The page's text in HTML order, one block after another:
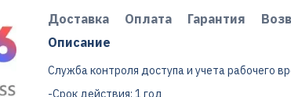
Доставка Оплата Гарантия
Описание
Служба контроля доступа и учета рабочего
-Срок действия: 1 год